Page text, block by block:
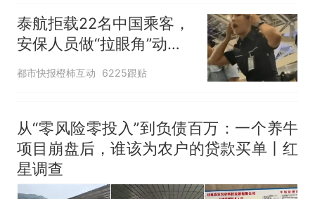
泰航拒载22名中国乘客，
安保人员做“拉眼角”动
作，泰国机场最新回应：
改签但没兑现
都市快报橙柿互动 6225跟贴
从“零风险零投入”到负债百万：一个养牛
项目崩盘后，谁该为农户的贷款买单丨红
星调查